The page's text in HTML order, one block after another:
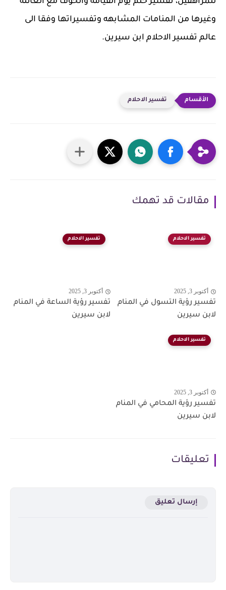
وغيرها من المنامات المشابهه وتفسيراتها وفقا الى
عالم تفسير الاحلام ابن سيرين.
تفسير الاحلام
مقالات قد تهمك
تفسير الاحلام
أكتوبر 3, 2025
تفسير رؤية التسول في المنام
لابن سيرين
تفسير الاحلام
أكتوبر 3, 2025
تفسير رؤية الساعة في المنام
لابن سيرين
تفسير الاحلام
أكتوبر 3, 2025
تفسير رؤية المحامي في المنام
لابن سيرين
تعليقات
إرسال تعليق